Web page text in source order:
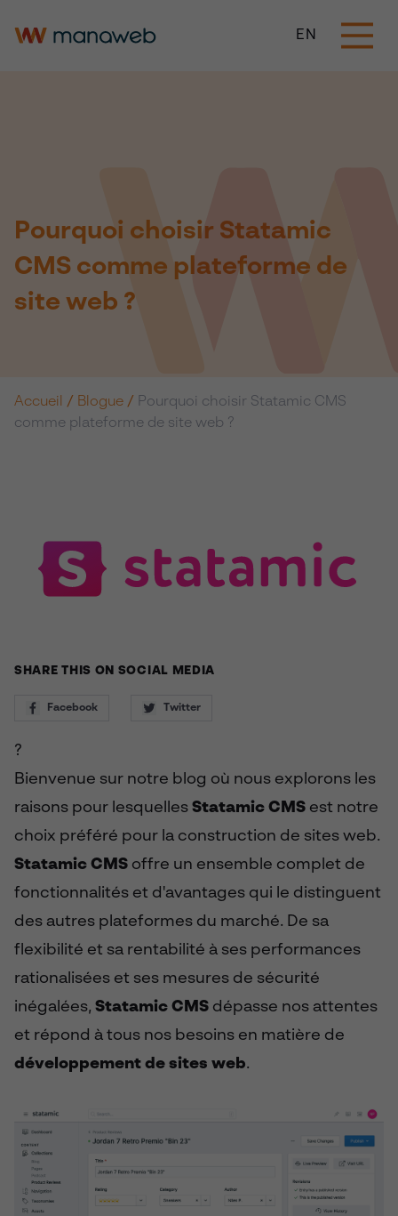
EN
Pourquoi choisir Statamic
CMS comme plateforme de
site web ?
Accueil / Blogue / Pourquoi choisir Statamic CMS
comme plateforme de site web ?
SHARE THIS ON SOCIAL MEDIA
Facebook Twitter
?
Bienvenue sur notre blog où nous explorons les
raisons pour lesquelles Statamic CMS est notre
choix préféré pour la construction de sites web.
Statamic CMS offre un ensemble complet de
fonctionnalités et d'avantages qui le distinguent
des autres plateformes du marché. De sa
flexibilité et sa rentabilité à ses performances
rationalisées et ses mesures de sécurité
inégalées, Statamic CMS dépasse nos attentes
et répond à tous nos besoins en matière de
développement de sites web.